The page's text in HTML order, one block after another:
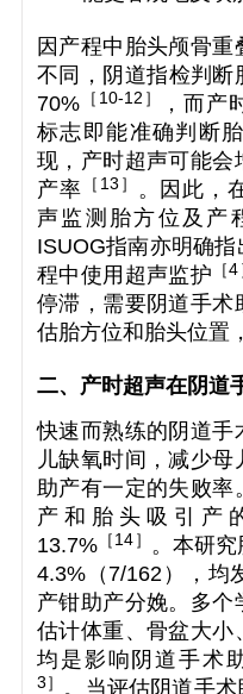
因产程中胎头颅骨
不同，阴道指检判断
70% ［10-12 ］
，而产
标志即能准确判断
现，产时超声可能会
产率 ［ 13 ］ 。因此，
声监测胎方位及产
ISUOG指南亦明确
程中使用超声监护 ［4
停滞，需要阴道手术
估胎方位和胎头位置
二、产时超声在阴道
快速而熟练的阴道手
儿缺氧时间，减少
助产有一定的失败率
产和胎头吸引产
13.7% ［14 ］ 。本研
4.3%（7/162），均
产钳助产分娩。多
估计体重、骨盆大小
均是影响阴道手术
3 ］ 。当评估阴道手